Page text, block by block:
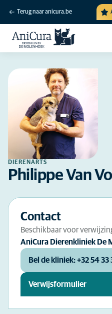
Terug naar anicura.be
DIERENARTS
Philippe Van
Contact
Beschikbaar voor
AniCura Dierenkliniek De
Bel de kliniek: +32 54 33
Verwijsformulier